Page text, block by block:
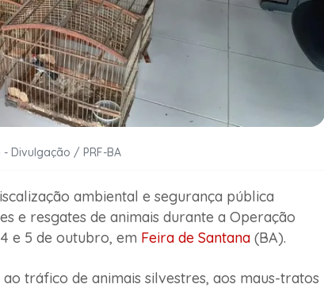
- Divulgação / PRF-BA
ambiental e segurança pública
e resgates de animais durante a Operação
e 5 de outubro, em Feira de Santana(BA).
tráfico de animais silvestres, aos maus-tratos